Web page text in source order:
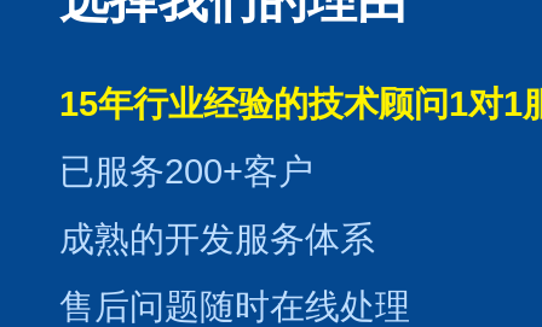
15年行业经验的技术顾问1对1
已服务200+客户
成熟的开发服务体系
售后问题随时在线处理